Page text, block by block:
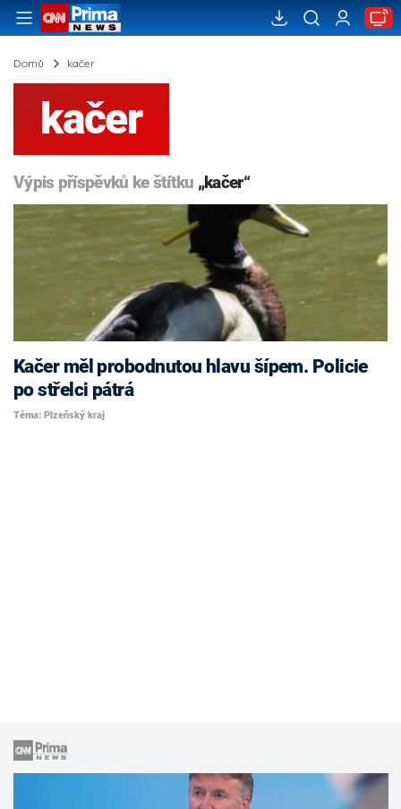
Domů kačer
kačer
Výpis příspěvků ke štítku „kačer“
Kačer měl probodnutou hlavu šípem. Policie
po střelci pátrá
Téma: Plzeňský kraj